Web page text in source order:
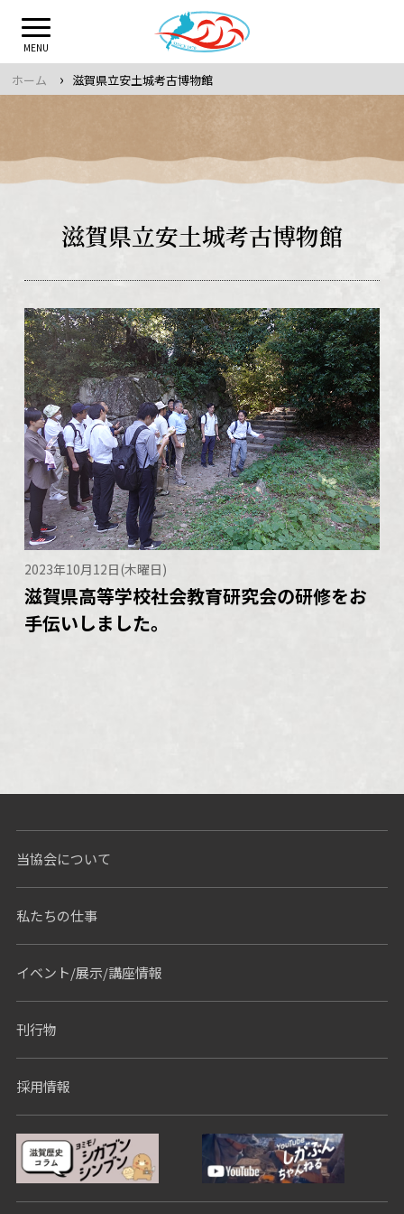
content
MENU
滋賀県立安土城考古博物館
ホーム › 滋賀県立安土城考古博物館
2023年10月12日(木曜日)
滋賀県高等学校社会教育研究会の研修をお
手伝いしました。
当協会について
私たちの仕事
イベント/展示/講座情報
刊行物
採用情報